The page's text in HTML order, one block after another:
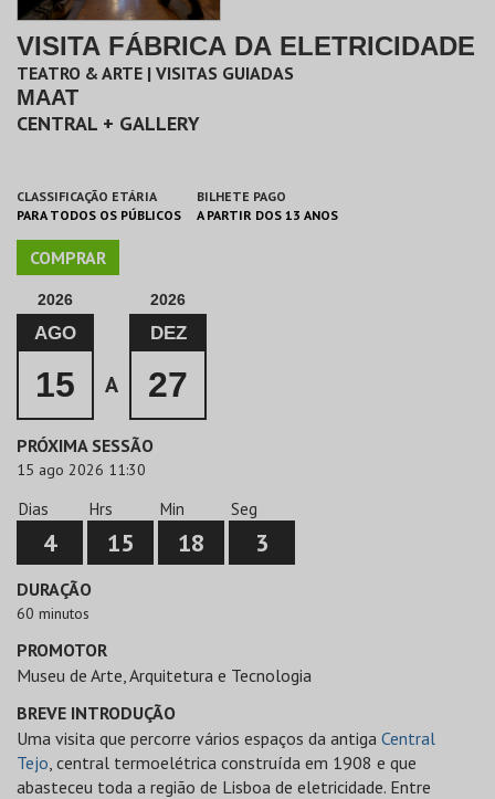
VISITA FÁBRICA DA ELETRICIDADE
TEATRO & ARTE | VISITAS GUIADAS
MAAT
CENTRAL + GALLERY
CLASSIFICAÇÃO ETÁRIA
PARA TODOS OS PÚBLICOS
BILHETE PAGO
A PARTIR DOS 13 ANOS
COMPRAR
2026
AGO
15 A
2026
DEZ
27
PRÓXIMA SESSÃO
15 ago 2026 11:30
Dias
4
Hrs
15
Min
18
Seg
3
DURAÇÃO
60 minutos
PROMOTOR
Museu de Arte, Arquitetura e Tecnologia
BREVE INTRODUÇÃO
Uma visita que percorre vários espaços da antiga Central
Tejo, central termoelétrica construída em 1908 e que
abasteceu toda a região de Lisboa de eletricidade. Entre